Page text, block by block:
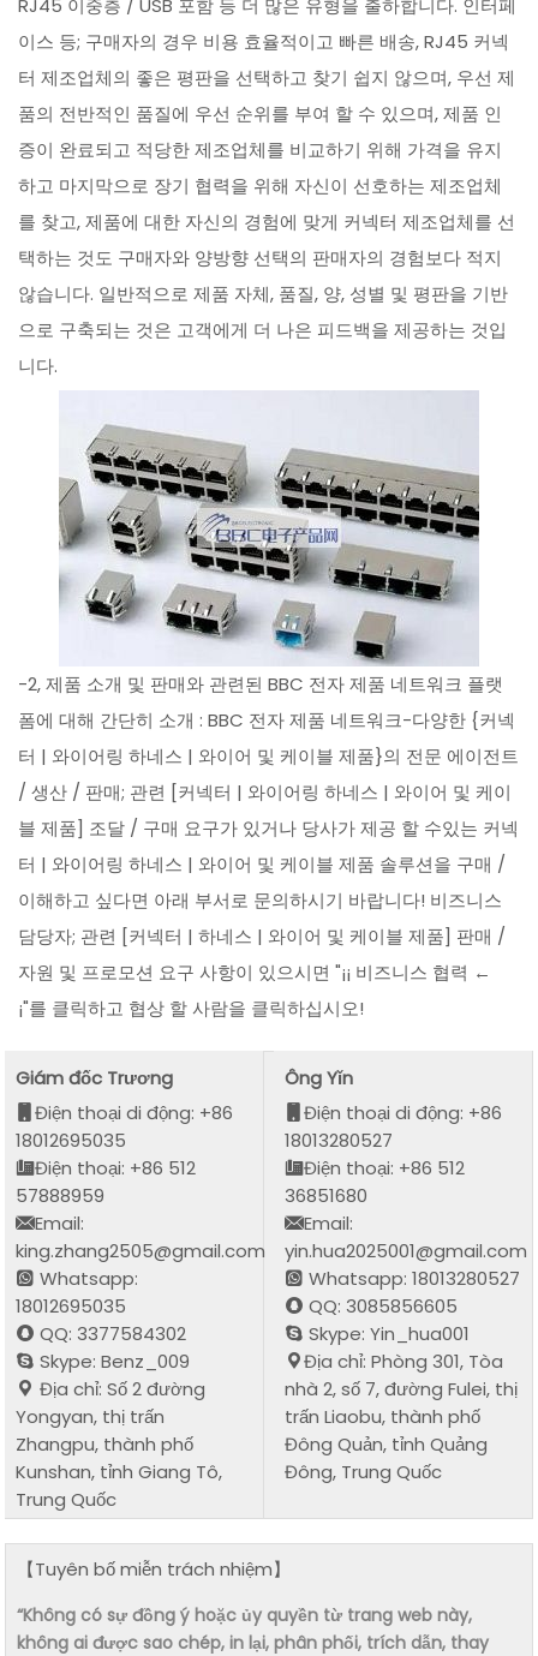
RJ45 이중층 / USB 포함 등 더 많은 유형을 출하합니다. 인터페
이스 등; 구매자의 경우 비용 효율적이고 빠른 배송, RJ45 커넥
터 제조업체의 좋은 평판을 선택하고 찾기 쉽지 않으며, 우선 제
품의 전반적인 품질에 우선 순위를 부여 할 수 있으며, 제품 인
증이 완료되고 적당한 제조업체를 비교하기 위해 가격을 유지
하고 마지막으로 장기 협력을 위해 자신이 선호하는 제조업체
를 찾고, 제품에 대한 자신의 경험에 맞게 커넥터 제조업체를 선
택하는 것도 구매자와 양방향 선택의 판매자의 경험보다 적지
않습니다. 일반적으로 제품 자체, 품질, 양, 성별 및 평판을 기반
으로 구축되는 것은 고객에게 더 나은 피드백을 제공하는 것입
니다.
-2, 제품 소개 및 판매와 관련된 BBC 전자 제품 네트워크 플랫
폼에 대해 간단히 소개 : BBC 전자 제품 네트워크-다양한 {커넥
터 | 와이어링 하네스 | 와이어 및 케이블 제품}의 전문 에이전트
/ 생산 / 판매; 관련 [커넥터 | 와이어링 하네스 | 와이어 및 케이
블 제품] 조달 / 구매 요구가 있거나 당사가 제공 할 수있는 커넥
터 | 와이어링 하네스 | 와이어 및 케이블 제품 솔루션을 구매 /
이해하고 싶다면 아래 부서로 문의하시기 바랍니다! 비즈니스
담당자; 관련 [커넥터 | 하네스 | 와이어 및 케이블 제품] 판매 /
자원 및 프로모션 요구 사항이 있으시면 "¡¡ 비즈니스 협력 ←
¡"를 클릭하고 협상 할 사람을 클릭하십시오!
Giám đốc Trương
Điện thoại di động: +86
18012695035
Điện thoại: +86 512
57888959
Email:
king.zhang2505@gmail.com
Whatsapp:
18012695035
QQ: 3377584302
Skype: Benz_009
Địa chỉ: Số 2 đường
Yongyan, thị trấn
Zhangpu, thành phố
Kunshan, tỉnh Giang Tô,
Trung Quốc
Ông Yǐn
Điện thoại di động: +86
18013280527
Điện thoại: +86 512
36851680
Email:
yin.hua2025001@gmail.com
Whatsapp: 18013280527
QQ: 3085856605
Skype: Yin_hua001
Địa chỉ: Phòng 301, Tòa
nhà 2, số 7, đường Fulei, thị
trấn Liaobu, thành phố
Đông Quản, tỉnh Quảng
Đông, Trung Quốc
【Tuyên bố miễn trách nhiệm】
“Không có sự đồng ý hoặc ủy quyền từ trang web này,
không ai được sao chép, in lại, phân phối, trích dẫn, thay